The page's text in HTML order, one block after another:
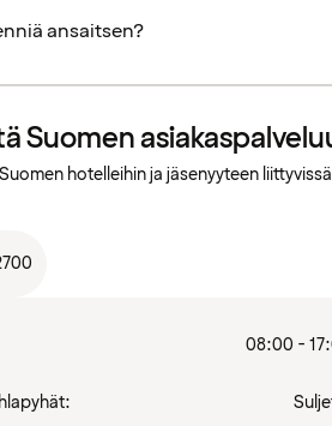
ansaitsen?
Suomen
hotelleihin ja jäsenyyteen liittyvissä
08:00 -